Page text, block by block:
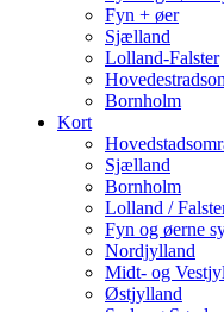
Fyn + øer
Sjælland
Lolland-Falster
Bornholm
Kort
Sjælland
Bornholm
Lolland /
Fyn og øerne
Nordjylland
Midt- og
Østjylland